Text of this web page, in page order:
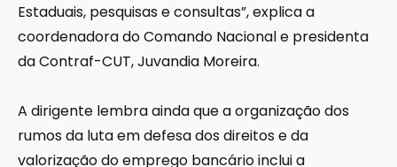
Estaduais, pesquisas e consultas”, explica a
coordenadora do Comando Nacional e presidenta
da Contraf-CUT, Juvandia Moreira.
A dirigente lembra ainda que a organização dos
rumos da luta em defesa dos direitos e da
valorização do emprego bancário inclui a